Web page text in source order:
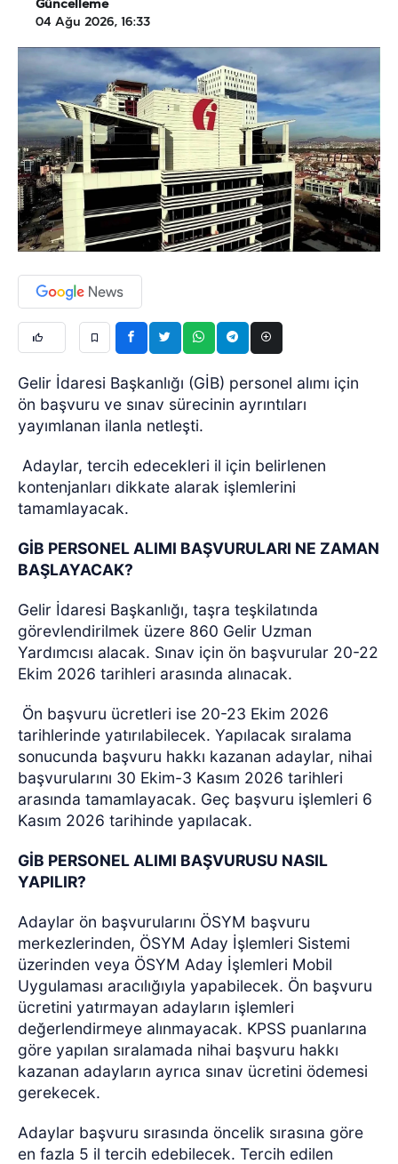
Güncelleme
04 Ağu 2026, 16:33
Gelir İdaresi Başkanlığı (GİB) personel alımı için
ön başvuru ve sınav sürecinin ayrıntıları
yayımlanan ilanla netleşti.
Adaylar, tercih edecekleri il için belirlenen
kontenjanları dikkate alarak işlemlerini
tamamlayacak.
GİB PERSONEL ALIMI BAŞVURULARI NE ZAMAN
BAŞLAYACAK?
Gelir İdaresi Başkanlığı, taşra teşkilatında
görevlendirilmek üzere 860 Gelir Uzman
Yardımcısı alacak. Sınav için ön başvurular 20-22
Ekim 2026 tarihleri arasında alınacak.
Ön başvuru ücretleri ise 20-23 Ekim 2026
tarihlerinde yatırılabilecek. Yapılacak sıralama
sonucunda başvuru hakkı kazanan adaylar, nihai
başvurularını 30 Ekim-3 Kasım 2026 tarihleri
arasında tamamlayacak. Geç başvuru işlemleri 6
Kasım 2026 tarihinde yapılacak.
GİB PERSONEL ALIMI BAŞVURUSU NASIL
YAPILIR?
Adaylar ön başvurularını ÖSYM başvuru
merkezlerinden, ÖSYM Aday İşlemleri Sistemi
üzerinden veya ÖSYM Aday İşlemleri Mobil
Uygulaması aracılığıyla yapabilecek. Ön başvuru
ücretini yatırmayan adayların işlemleri
değerlendirmeye alınmayacak. KPSS puanlarına
göre yapılan sıralamada nihai başvuru hakkı
kazanan adayların ayrıca sınav ücretini ödemesi
gerekecek.
Adaylar başvuru sırasında öncelik sırasına göre
en fazla 5 il tercih edebilecek. Tercih edilen